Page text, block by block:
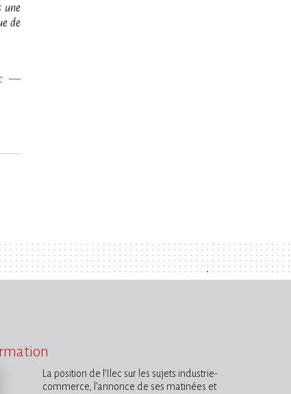
une
de
La position de l’Ilec sur les sujets industrie-
commerce, l’annonce de ses matinées et